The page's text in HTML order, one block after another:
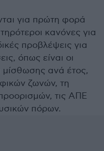
για πρώτη φορά
κανόνες για
προβλέψεις για
όπως είναι οι
μίσθωσης ανά έτος,
ζωνών, τη
τις ΑΠΕ
πόρων.